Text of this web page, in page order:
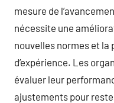
mesure de
nécessite une
nouvelles normes et la
d’expérience. Les
évaluer leur
ajustements pour